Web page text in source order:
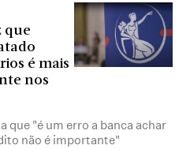
que
é mais
nos
que "é um erro a banca achar
não é importante"